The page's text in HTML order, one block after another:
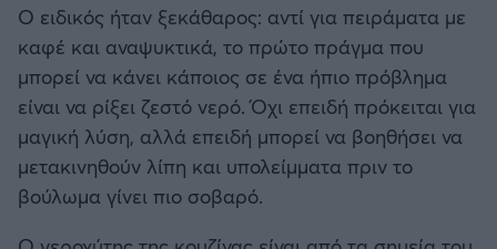
Ο ειδικός ήταν ξεκάθαρος: αντί για πειράματα με
καφέ και αναψυκτικά, το πρώτο πράγμα που
μπορεί να κάνει κάποιος σε ένα ήπιο πρόβλημα
είναι να ρίξει ζεστό νερό. Όχι επειδή πρόκειται για
μαγική λύση, αλλά επειδή μπορεί να βοηθήσει να
μετακινηθούν λίπη και υπολείμματα πριν το
βούλωμα γίνει πιο σοβαρό.